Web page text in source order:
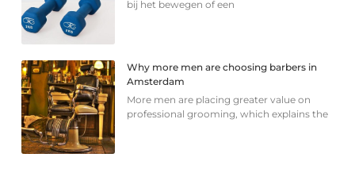
bij het bewegen of een
Why more men are choosing barbers in
Amsterdam
More men are placing greater value on
professional grooming, which explains the